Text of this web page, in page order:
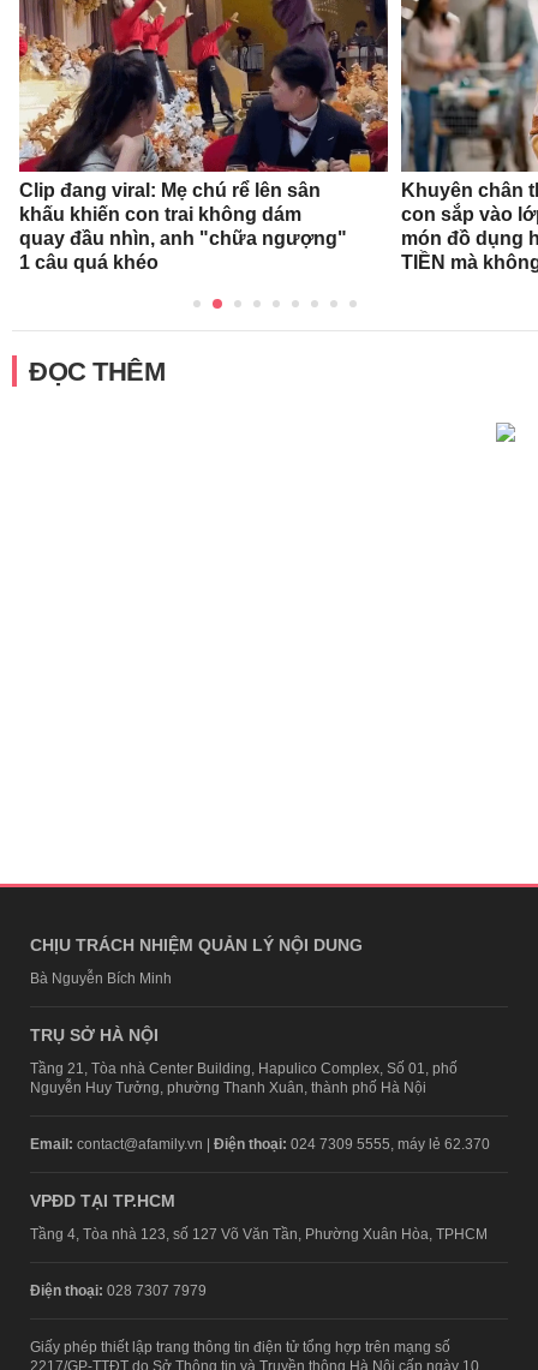
Clip đang viral: Mẹ chú rể lên sân
khấu khiến con trai không dám
quay đầu nhìn, anh "chữa ngượng"
1 câu quá khéo
Khuyên chân
con sắp vào
món đồ dụng
TIỀN mà
ĐỌC THÊM
CHỊU TRÁCH NHIỆM QUẢN LÝ NỘI DUNG
Bà Nguyễn Bích Minh
TRỤ SỞ HÀ NỘI
Tầng 21, Tòa nhà Center Building, Hapulico Complex, Số 01, phố
Nguyễn Huy Tưởng, phường Thanh Xuân, thành phố Hà Nội
Email: contact@afamily.vn | Điện thoại: 024 7309 5555, máy lẻ 62.370
VPĐD TẠI TP.HCM
Tầng 4, Tòa nhà 123, số 127 Võ Văn Tần, Phường Xuân Hòa, TPHCM
Điện thoại: 028 7307 7979
Giấy phép thiết lập trang thông tin điện tử tổng hợp trên mạng số
2217/GP-TTĐT do Sở Thông tin và Truyền thông Hà Nội cấp ngày 10